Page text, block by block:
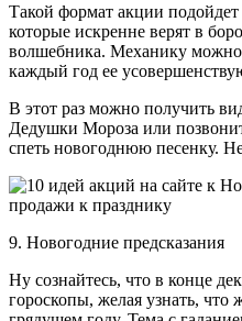
Такой формат акции подойдет
которые искренне верят в
волшебника. Механику можно
каждый год ее
В этот раз можно получить
Дедушки Мороза или
спеть новогоднюю песенку.
9. Новогодние предсказания
Ну сознайтесь, что в конце
гороскопы, желая узнать, что